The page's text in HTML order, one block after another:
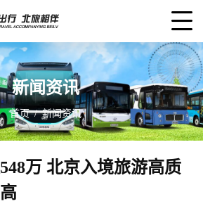
新闻资讯
首页 新闻资讯
万 北京入境旅游高质